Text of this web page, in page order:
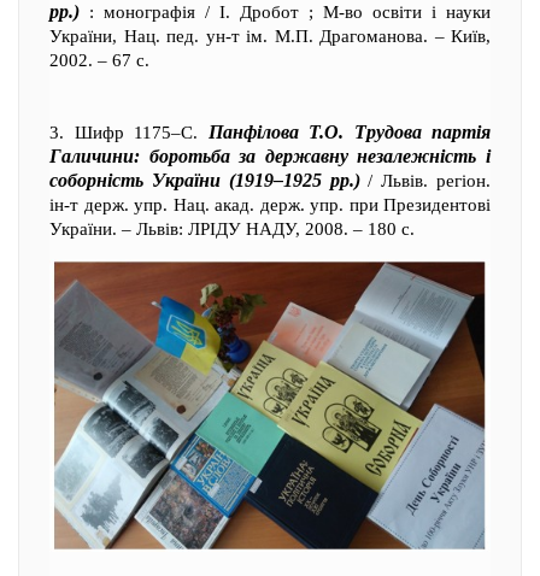
рр.) : монографія / І. Дробот ; М-во освіти і науки
України, Нац. пед. ун-т ім. М.П. Драгоманова. – Київ,
2002. – 67 с.
3. Шифр 1175–С. Панфілова Т.О. Трудова партія
Галичини: боротьба за державну незалежність і
соборність України (1919–1925 рр.)/ Львів. регіон.
ін-т держ. упр. Нац. акад. держ. упр. при Президентові
України. – Львів: ЛРІДУ НАДУ, 2008. – 180 с.